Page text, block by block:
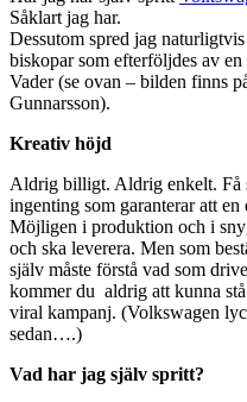
Såklart jag har.
Dessutom spred jag
biskopar som efterföljdes av
Vader (se ovan – bilden finns
Gunnarsson).
Kreativ höjd
Aldrig billigt. Aldrig enkelt. Få
ingenting som garanterar att
Möjligen i produktion och i
och ska leverera. Men som
själv måste förstå vad som
kommer du aldrig att kunna
viral kampanj. (Volkswagen
sedan….)
Vad har jag själv spritt?